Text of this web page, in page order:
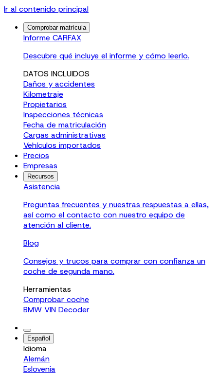
Ir al contenido principal
Comprobar matrícula
Informe CARFAX
Descubre qué incluye el informe y cómo leerlo.
DATOS INCLUIDOS
Daños y accidentes
Kilometraje
Propietarios
Inspecciones técnicas
Fecha de matriculación
Cargas administrativas
Vehículos importados
Precios
Empresas
Recursos
Asistencia
Preguntas frecuentes y nuestras respuestas a ellas,
así como el contacto con nuestro equipo de
atención al cliente.
Blog
Consejos y trucos para comprar con confianza un
coche de segunda mano.
Herramientas
Comprobar coche
BMW VIN Decoder
Español
Idioma
Alemán
Eslovenia